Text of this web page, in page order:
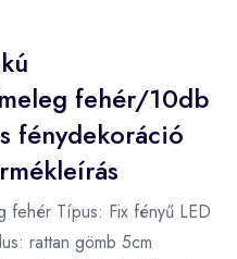
fehér/10db
fénydekoráció
fehér Típus: Fix fényű LED
rattan gömb 5cm